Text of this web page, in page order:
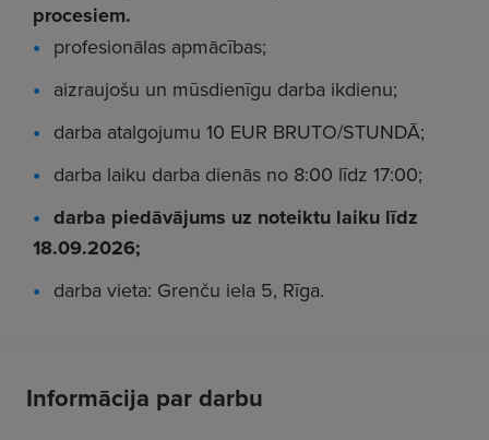
procesiem.
profesionālas apmācības;
aizraujošu un mūsdienīgu darba ikdienu;
darba atalgojumu 10 EUR BRUTO/STUNDĀ;
darba laiku darba dienās no 8:00 līdz 17:00;
darba piedāvājums uz noteiktu laiku līdz
18.09.2026;
darba vieta: Grenču iela 5, Rīga.
Informācija par darbu